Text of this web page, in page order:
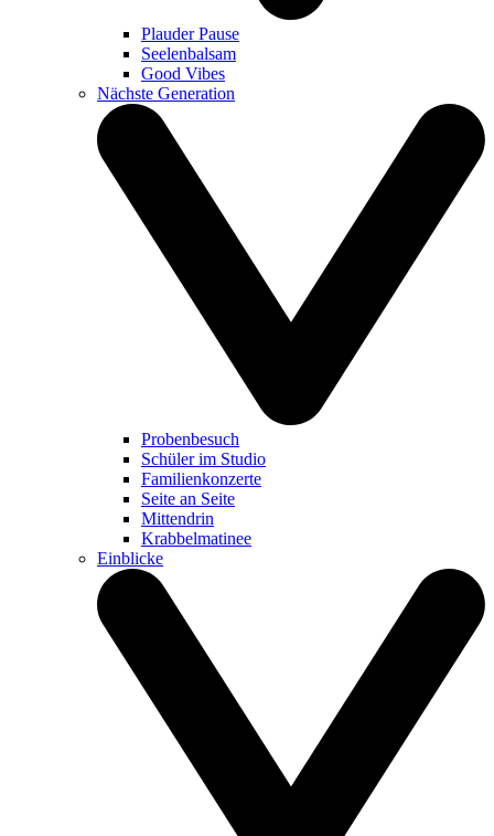
Plauder Pause
Seelenbalsam
Good Vibes
Nächste Generation
Probenbesuch
Schüler im Studio
Familienkonzerte
Seite an Seite
Mittendrin
Krabbelmatinee
Einblicke